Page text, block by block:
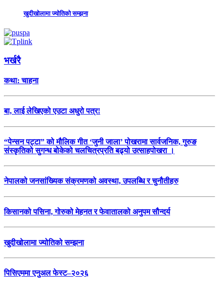
खुदीखोलामा ज्योतिको सम्झना
भर्खरै
कथा: चाहना
बा, लाई लेखिएको एउटा अधुरो पत्र!
“पेन्सन पट्टा” को मौलिक गीत ‘जुनी जाला’ पोखरामा सार्वजनिक, गुरुङ
संस्कृतिको सुगन्ध बोकेको चलचित्रप्रति बढ्यो उत्साहपोखरा ।
नेपालको जनसांख्यिक संक्रमणको अवस्था, उपलब्धि र चुनौतीहरु
किसानको पसिना, गोरुको मेहनत र फेवातालको अनुपम सौन्दर्य
खुदीखोलामा ज्योतिको सम्झना
पिसिएममा एनुअल फेस्ट–२०२६